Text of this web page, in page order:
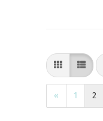
« 1 2